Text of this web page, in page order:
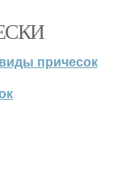
виды причесок